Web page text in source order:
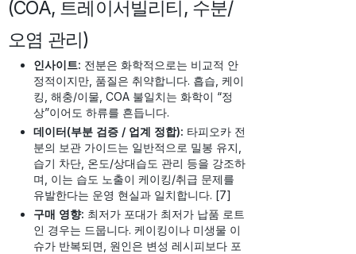
(COA, 트레이서빌리티, 수분/
오염 관리)
인사이트: 전분은 화학적으로는 비교적 안
정적이지만, 품질은 취약합니다. 흡습, 케이
킹, 해충/이물, COA 불일치는 화학이 “정
상”이어도 하류를 흔듭니다.
데이터(부분 검증 / 업계 정합): 타피오카 전
분의 보관 가이드는 일반적으로 밀봉 유지,
습기 차단, 온도/상대습도 관리 등을 강조하
며, 이는 습도 노출이 케이킹/취급 문제를
유발한다는 운영 현실과 일치합니다. [7]
구매 영향: 최저가 포대가 최저가 납품 로트
인 경우는 드뭅니다. 케이킹이나 미생물 이
슈가 반복되면, 원인은 변성 레시피보다 포